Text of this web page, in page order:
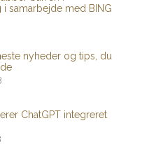
samarbejde med BING
nyheder og tips, du
ChatGPT integreret